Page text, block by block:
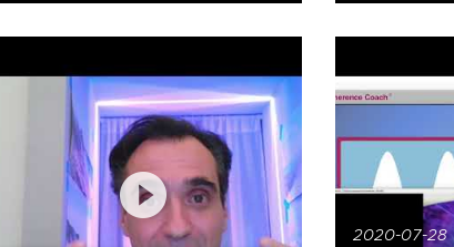
2020-07-28